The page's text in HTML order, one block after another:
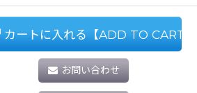
カートに入れる【ADD TO CART】
お問い合わせ